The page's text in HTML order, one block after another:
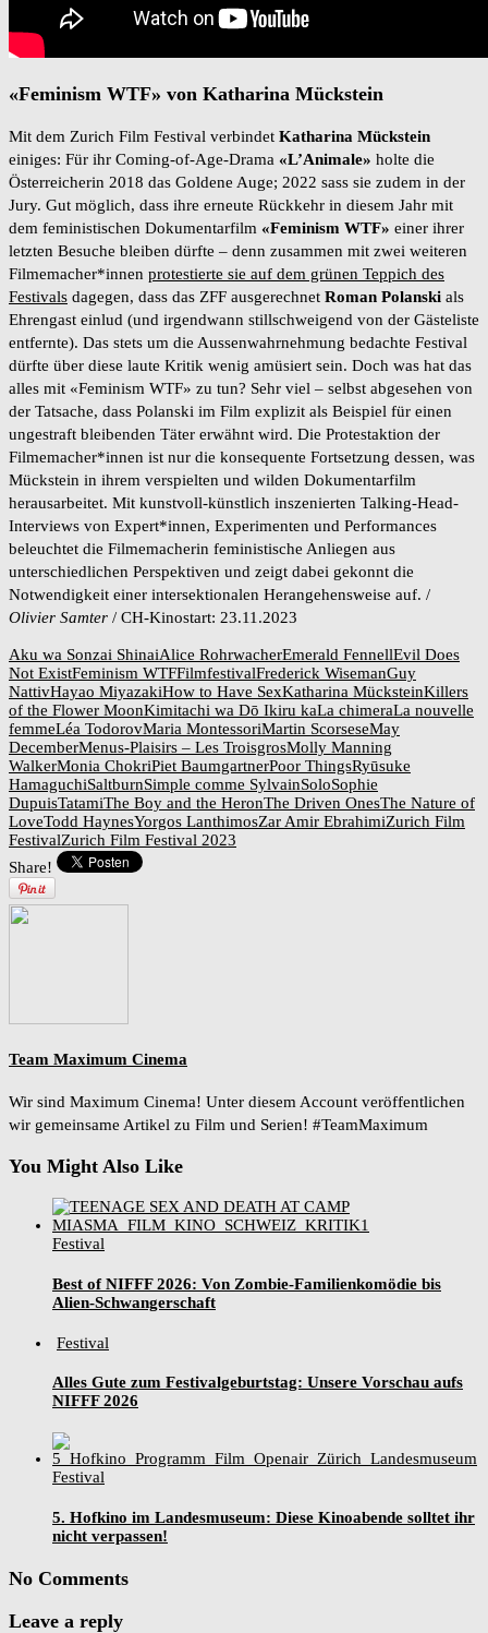
«Feminism WTF» von Katharina Mückstein
Mit dem Zurich Film Festival verbindet Katharina Mückstein
einiges: Für ihr Coming-of-Age-Drama «L’Animale» holte die
Österreicherin 2018 das Goldene Auge; 2022 sass sie zudem in der
Jury. Gut möglich, dass ihre erneute Rückkehr in diesem Jahr mit
dem feministischen Dokumentarfilm «Feminism WTF» einer ihrer
letzten Besuche bleiben dürfte – denn zusammen mit zwei weiteren
Filmemacher*innen protestierte sie auf dem grünen Teppich des
Festivals dagegen, dass das ZFF ausgerechnet Roman Polanski als
Ehrengast einlud (und irgendwann stillschweigend von der Gästeliste
entfernte). Das stets um die Aussenwahrnehmung bedachte Festival
dürfte über diese laute Kritik wenig amüsiert sein. Doch was hat das
alles mit «Feminism WTF» zu tun? Sehr viel – selbst abgesehen von
der Tatsache, dass Polanski im Film explizit als Beispiel für einen
ungestraft bleibenden Täter erwähnt wird. Die Protestaktion der
Filmemacher*innen ist nur die konsequente Fortsetzung dessen, was
Mückstein in ihrem verspielten und wilden Dokumentarfilm
herausarbeitet. Mit kunstvoll-künstlich inszenierten Talking-Head-
Interviews von Expert*innen, Experimenten und Performances
beleuchtet die Filmemacherin feministische Anliegen aus
unterschiedlichen Perspektiven und zeigt dabei gekonnt die
Notwendigkeit einer intersektionalen Herangehensweise auf. /
Olivier Samter / CH-Kinostart: 23.11.2023
Aku wa Sonzai ShinaiAlice RohrwacherEmerald FennellEvil Does
Not ExistFeminism WTFFilmfestivalFrederick WisemanGuy
NattivHayao MiyazakiHow to Have SexKatharina MücksteinKillers
of the Flower MoonKimitachi wa Dō Ikiru kaLa chimeraLa nouvelle
femmeLéa TodorovMaria MontessoriMartin ScorseseMay
DecemberMenus-Plaisirs – Les TroisgrosMolly Manning
WalkerMonia ChokriPiet BaumgartnerPoor ThingsRyūsuke
HamaguchiSaltburnSimple comme SylvainSoloSophie
DupuisTatamiThe Boy and the HeronThe Driven OnesThe Nature of
LoveTodd HaynesYorgos LanthimosZar Amir EbrahimiZurich Film
FestivalZurich Film Festival 2023
Share!
Team Maximum Cinema
Wir sind Maximum Cinema! Unter diesem Account veröffentlichen
wir gemeinsame Artikel zu Film und Serien! #TeamMaximum
You Might Also Like
Festival
Best of NIFFF 2026: Von Zombie-Familienkomödie bis
Alien-Schwangerschaft
Festival
Alles Gute zum Festivalgeburtstag: Unsere Vorschau aufs
NIFFF 2026
Festival
5. Hofkino im Landesmuseum: Diese Kinoabende solltet ihr
nicht verpassen!
No Comments
Leave a reply